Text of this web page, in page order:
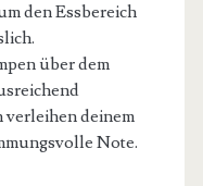
den Essbereich
über dem
deinem
Note.